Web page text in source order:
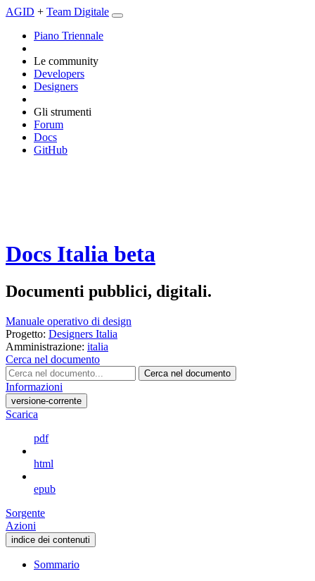
AGID + Team Digitale
Piano Triennale
Le community
Developers
Designers
Gli strumenti
Forum
Docs
GitHub
Docs Italia beta
Documenti pubblici, digitali.
Manuale operativo di design
Progetto: Designers Italia
Amministrazione: italia
Cerca nel documento
Cerca nel documento
Informazioni
versione-corrente
Scarica
pdf
html
epub
Sorgente
Azioni
indice dei contenuti
Sommario